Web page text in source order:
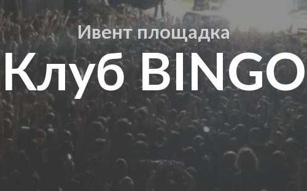
Ивент площадка
Клуб BINGO